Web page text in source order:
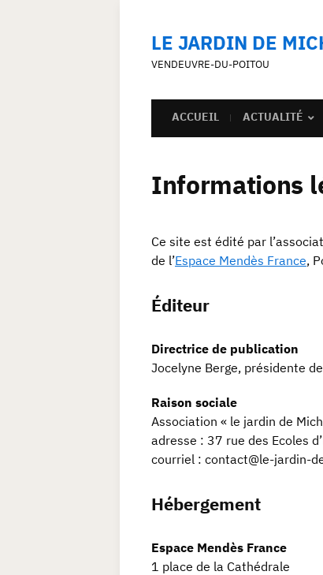
LE JARDIN DE
VENDEUVRE-DU-POITOU
ACCUEIL ACTUALITÉ
Informations
Ce site est édité par
de l’Espace Mendès France,
Éditeur
Directrice de publication
Jocelyne Berge, présidente
Raison sociale
Association « le jardin de
adresse : 37 rue des Ecoles
courriel : contact@le-jardin-
Hébergement
Espace Mendès France
1 place de la Cathédrale